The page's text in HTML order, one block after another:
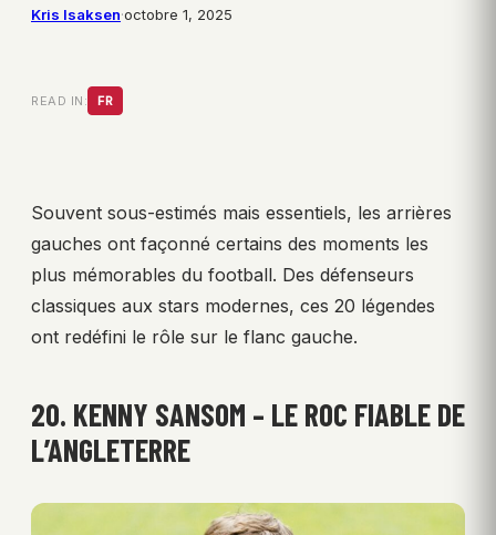
Kris Isaksen·octobre 1, 2025
READ IN: FR
Souvent sous-estimés mais essentiels, les arrières
gauches ont façonné certains des moments les
plus mémorables du football. Des défenseurs
classiques aux stars modernes, ces 20 légendes
ont redéfini le rôle sur le flanc gauche.
20. KENNY SANSOM – LE ROC FIABLE DE
L’ANGLETERRE